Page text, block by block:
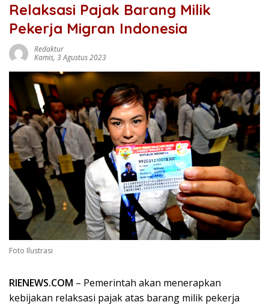
Relaksasi Pajak Barang Milik
Pekerja Migran Indonesia
Redaktur
Kamis, 3 Agustus 2023
Foto Ilustrasi
RIENEWS.COM – Pemerintah akan menerapkan
kebijakan relaksasi pajak atas barang milik pekerja